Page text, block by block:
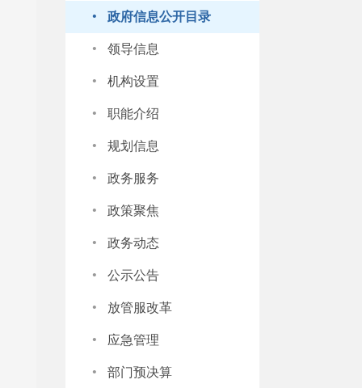
· 政府信息公开目录
· 领导信息
· 机构设置
· 职能介绍
· 规划信息
· 政务服务
· 政策聚焦
· 政务动态
· 公示公告
· 放管服改革
· 应急管理
· 部门预决算